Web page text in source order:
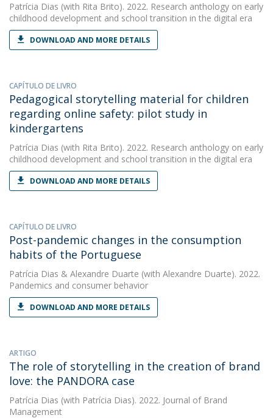
Patrícia Dias (with Rita Brito). 2022. Research anthology on early
childhood development and school transition in the digital era
DOWNLOAD AND MORE DETAILS
CAPÍTULO DE LIVRO
Pedagogical storytelling material for children
regarding online safety: pilot study in
kindergartens
Patrícia Dias (with Rita Brito). 2022. Research anthology on early
childhood development and school transition in the digital era
DOWNLOAD AND MORE DETAILS
CAPÍTULO DE LIVRO
Post-pandemic changes in the consumption
habits of the Portuguese
Patrícia Dias & Alexandre Duarte (with Alexandre Duarte). 2022.
Pandemics and consumer behavior
DOWNLOAD AND MORE DETAILS
ARTIGO
The role of storytelling in the creation of brand
love: the PANDORA case
Patrícia Dias (with Patrícia Dias). 2022. Journal of Brand
Management